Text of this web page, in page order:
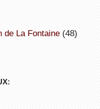
de La Fontaine(48)